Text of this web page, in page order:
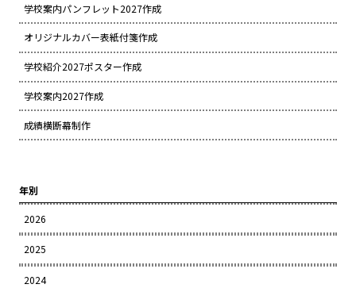
学校案内パンフレット2027作成
オリジナルカバー表紙付箋作成
学校紹介2027ポスター作成
学校案内2027作成
成績横断幕制作
年別
2026
2025
2024